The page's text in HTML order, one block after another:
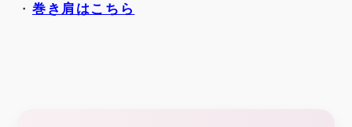
・ 巻き肩はこちら